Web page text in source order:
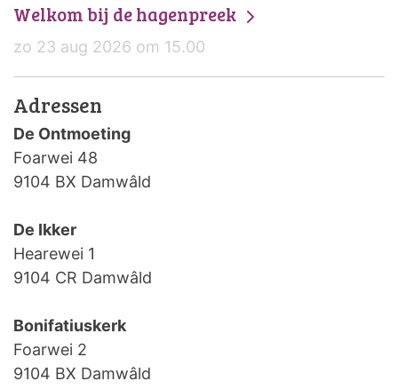
Welkom bij de hagenpreek
zo 23 aug 2026 om 15.00
Adressen
De Ontmoeting
Foarwei 48
9104 BX Damwâld
De Ikker
Hearewei 1
9104 CR Damwâld
Bonifatiuskerk
Foarwei 2
9104 BX Damwâld